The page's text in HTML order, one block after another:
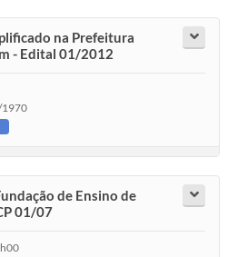
na Prefeitura
- Edital 01/2012
de Ensino de
01/07